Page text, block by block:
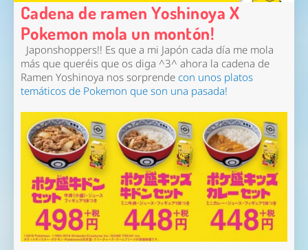
Cadena de ramen Yoshinoya X
Pokemon mola un montón!
Japonshoppers!! Es que a mi Japón cada día me mola
más que queréis que os diga ^3^ ahora la cadena de
Ramen Yoshinoya nos sorprendecon unos platos
temáticos de Pokemon que son una pasada!